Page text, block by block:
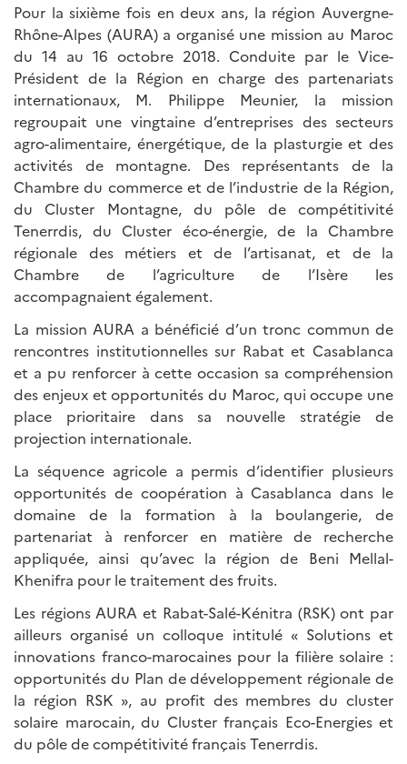
Pour la sixième fois en deux ans, la région Auvergne-
Rhône-Alpes (AURA) a organisé une mission au Maroc
du 14 au 16 octobre 2018. Conduite par le Vice-
Président de la Région en charge des partenariats
internationaux, M. Philippe Meunier, la mission
regroupait une vingtaine d’entreprises des secteurs
agro-alimentaire, énergétique, de la plasturgie et des
activités de montagne. Des représentants de la
Chambre du commerce et de l’industrie de la Région,
du Cluster Montagne, du pôle de compétitivité
Tenerrdis, du Cluster éco-énergie, de la Chambre
régionale des métiers et de l’artisanat, et de la
Chambre de l’agriculture de l’Isère les
accompagnaient également.
La mission AURA a bénéficié d’un tronc commun de
rencontres institutionnelles sur Rabat et Casablanca
et a pu renforcer à cette occasion sa compréhension
des enjeux et opportunités du Maroc, qui occupe une
place prioritaire dans sa nouvelle stratégie de
projection internationale.
La séquence agricole a permis d’identifier plusieurs
opportunités de coopération à Casablanca dans le
domaine de la formation à la boulangerie, de
partenariat à renforcer en matière de recherche
appliquée, ainsi qu’avec la région de Beni Mellal-
Khenifra pour le traitement des fruits.
Les régions AURA et Rabat-Salé-Kénitra (RSK) ont par
ailleurs organisé un colloque intitulé « Solutions et
innovations franco-marocaines pour la filière solaire :
opportunités du Plan de développement régionale de
la région RSK », au profit des membres du cluster
solaire marocain, du Cluster français Eco-Energies et
du pôle de compétitivité français Tenerrdis.